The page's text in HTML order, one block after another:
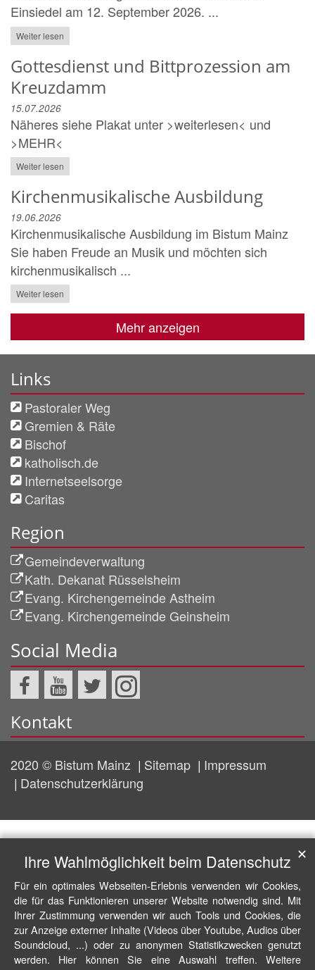
Einsiedel am 12. September 2026. ...
Weiter lesen
Gottesdienst und Bittprozession am
Kreuzdamm
15.07.2026
Näheres siehe Plakat unter >weiterlesen< und
>MEHR<
Weiter lesen
Kirchenmusikalische Ausbildung
19.06.2026
Kirchenmusikalische Ausbildung im Bistum Mainz
Sie haben Freude an Musik und möchten sich
kirchenmusikalisch ...
Weiter lesen
Mehr anzeigen
Links
Pastoraler Weg
Gremien & Räte
Bischof
katholisch.de
Internetseelsorge
Caritas
Region
Gemeindeverwaltung
Kath. Dekanat Rüsselsheim
Evang. Kirchengemeinde Astheim
Evang. Kirchengemeinde Geinsheim
Social Media
Kontakt
2020 © Bistum Mainz Sitemap
Impressum
Datenschutzerklärung
Ihre Wahlmöglichkeit beim Datenschutz
Für ein optimales Webseiten-Erlebnis verwenden wir Cookies,
die für das Funktionieren unserer Website notwendig sind. Mit
Ihrer Zustimmung verwenden wir auch Tools und Cookies, die
zur Anzeige externer Inhalte (Videos über Youtube, Audios über
Soundcloud, ...) oder zu anonymen Statistikzwecken genutzt
werden. Hier können Sie eine Auswahl treffen. Weitere
✕